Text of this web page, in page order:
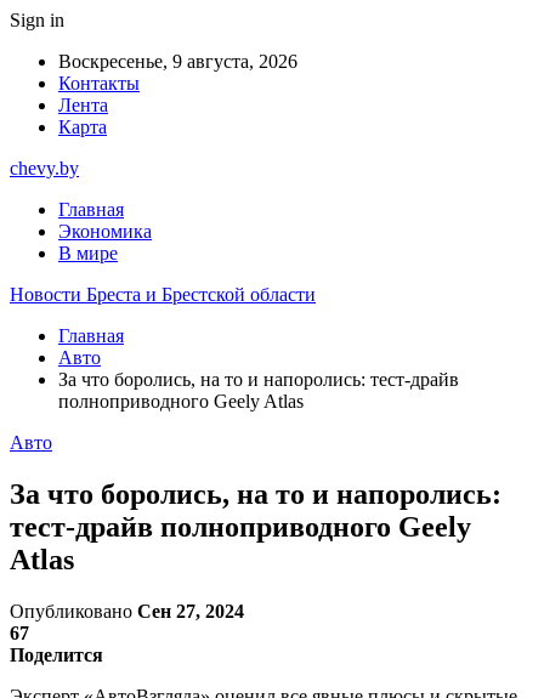
Sign in
Воскресенье, 9 августа, 2026
Контакты
Лента
Карта
chevy.by
Главная
Экономика
В мире
Новости Бреста и Брестской области
Главная
Авто
За что боролись, на то и напоролись: тест-драйв
полноприводного Geely Atlas
Авто
За что боролись, на то и напоролись:
тест-драйв полноприводного Geely
Atlas
Опубликовано Сен 27, 2024
67
Поделится